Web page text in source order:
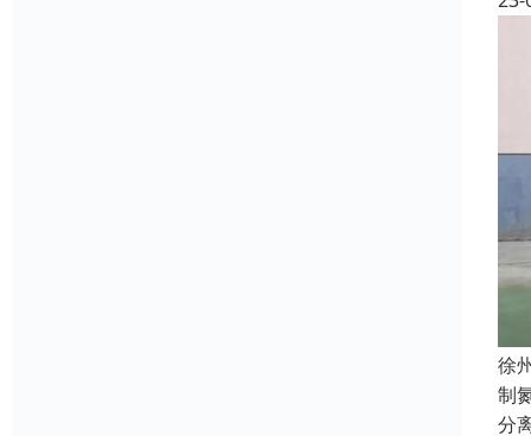
徐
制
分